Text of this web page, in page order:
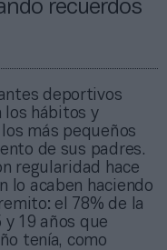
recuerdos
deportivos
los hábitos y
más pequeños
de sus padres.
regularidad hace
lo acaben haciendo
el 78% de la
19 años que
tenía, como